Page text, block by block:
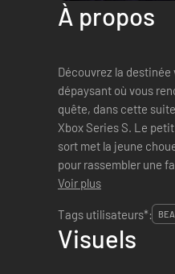
À propos
Découvrez la
dépaysant où vous
quête, dans cette
Xbox Series S. Le petit esprit Ori est habitué aux situations périlleuses. Mais lorsqu'un coup du
sort met la jeune
pour rassembler une
Voir plus
Tags utilisateurs*:
Visuels